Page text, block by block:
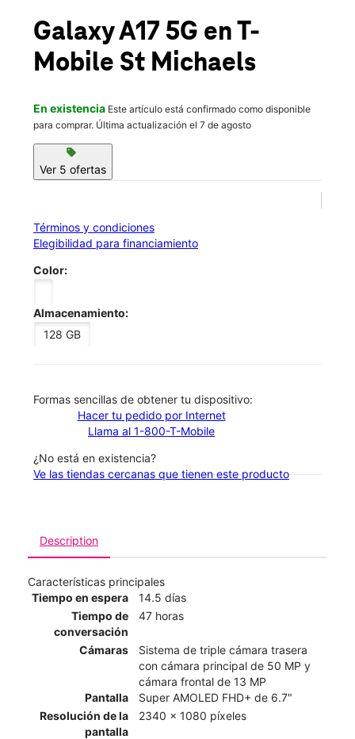
location_on
706 St Michaels Dr Suite B Santa Fe, NM 87505
Galaxy A17 5G en T-
Mobile St Michaels
En existencia Este artículo está confirmado como disponible
para comprar. Última actualización el 7 de agosto
sell
Ver 5 ofertas
Términos y condiciones
Elegibilidad para financiamiento
Color:
Almacenamiento:
128 GB
​​​​​​​Formas sencillas de obtener tu dispositivo:
Hacer tu pedido por Internet
Llama al 1-800-T-Mobile
¿No está en existencia?
Ve las tiendas cercanas que tienen este producto
Description
Características principales
Tiempo en espera
14.5 días
Tiempo de
conversación
47 horas
Cámaras
Sistema de triple cámara trasera
con cámara principal de 50 MP y
cámara frontal de 13 MP
Pantalla
Super AMOLED FHD+ de 6.7"
Resolución de la
pantalla
2340 x 1080 píxeles